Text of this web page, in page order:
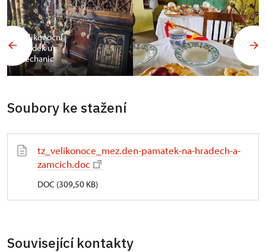
Velikonoční
Hrádek u
Nechanic
Soubory ke stažení
tz_velikonoce_mez.den-pamatek-na-hradech-a-
zamcich.doc
DOC (309,50 KB)
Související kontakty